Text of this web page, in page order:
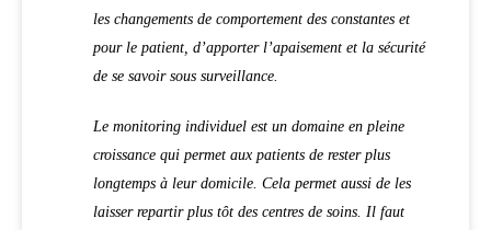
les changements de comportement des constantes et
pour le patient, d’apporter l’apaisement et la sécurité
de se savoir sous surveillance.
Le monitoring individuel est un domaine en pleine
croissance qui permet aux patients de rester plus
longtemps à leur domicile. Cela permet aussi de les
laisser repartir plus tôt des centres de soins. Il faut